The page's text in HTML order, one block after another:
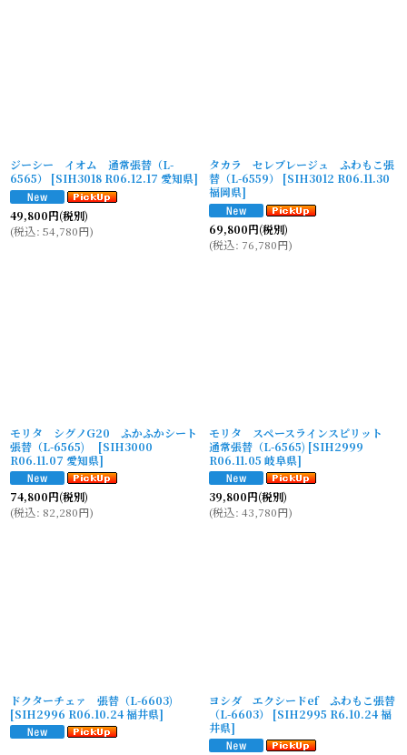
ジーシー イオム 通常張替（L-
6565）
[SIH3018 R06.12.17 愛知県]
49,800円(税別)
(税込: 54,780円)
タカラ セレブレージュ ふわもこ張
替（L-6559）
[SIH3012 R06.11.30
福岡県]
69,800円(税別)
(税込: 76,780円)
モリタ シグノG20 ふかふかシート
張替（L-6565)
[SIH3000
R06.11.07 愛知県]
74,800円(税別)
(税込: 82,280円)
モリタ スペースラインスピリット
通常張替（L-6565) [SIH2999
R06.11.05 岐阜県]
39,800円(税別)
(税込: 43,780円)
ドクターチェァ 張替（L-6603)
[SIH2996 R06.10.24 福井県]
ヨシダ エクシードef ふわもこ張替
（L-6603）
[SIH2995 R6.10.24 福
井県]